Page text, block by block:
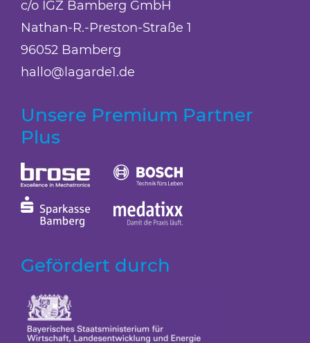
c/o IGZ Bamberg GmbH
Nathan-R.-Preston-Straße 1
96052 Bamberg
hallo@lagarde1.de
Unsere Premium Partner
Plus
Gefördert durch